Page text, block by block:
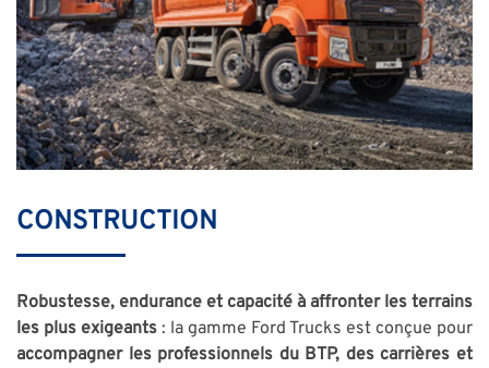
CONSTRUCTION
Robustesse, endurance et capacité à affronter les terrains
les plus exigeants : la gamme Ford Trucks est conçue pour
accompagner les professionnels du BTP, des carrières et